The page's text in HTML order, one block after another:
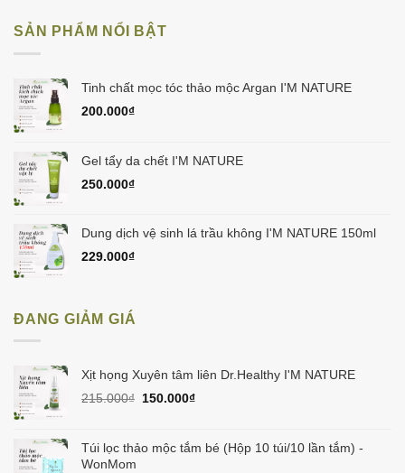
SẢN PHẨM NỔI BẬT
Tinh chất mọc tóc thảo mộc Argan I'M NATURE
200.000₫
Gel tẩy da chết I'M NATURE
250.000₫
Dung dịch vệ sinh lá trầu không I'M NATURE 150ml
229.000₫
ĐANG GIẢM GIÁ
Xịt họng Xuyên tâm liên Dr.Healthy I'M NATURE
215.000₫ Giá
215.000₫.
150.000₫Giá
là:
Túi lọc thảo mộc tắm bé (Hộp 10 túi/10 lần tắm) -
WonMom